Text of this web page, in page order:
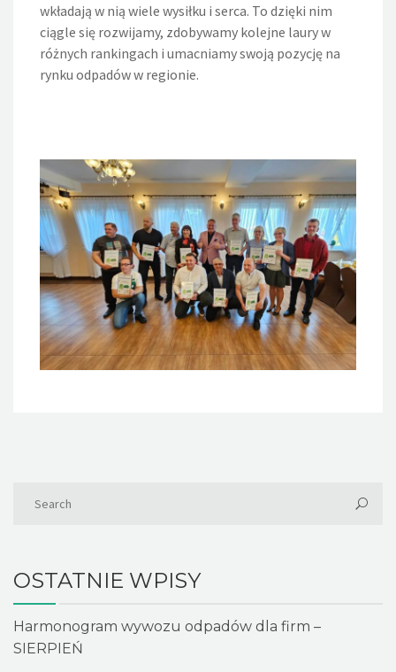
wkładają w nią wiele wysiłku i serca. To dzięki nim
ciągle się rozwijamy, zdobywamy kolejne laury w
różnych rankingach i umacniamy swoją pozycję na
rynku odpadów w regionie.
OSTATNIE WPISY
Harmonogram wywozu odpadów dla firm –
SIERPIEŃ